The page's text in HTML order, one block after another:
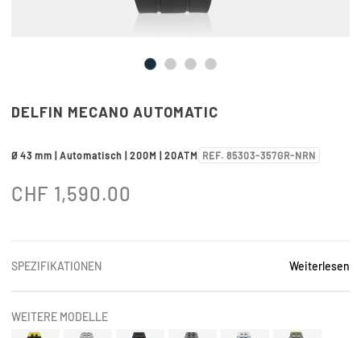
DELFIN MECANO AUTOMATIC
Ø 43 mm | Automatisch | 200M | 20ATM REF. 85303-357GR-NRN
CHF 1,590.00
SPEZIFIKATIONEN Weiterlesen
WEITERE MODELLE